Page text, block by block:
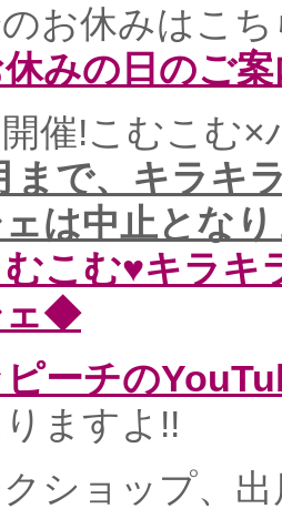
お休みはこち
みの日のご
催!こむこむ×
まで、キラキ
は中止とな
こむ♥キラキ
ェ◆
ーチの
ますよ!!
ショップ、